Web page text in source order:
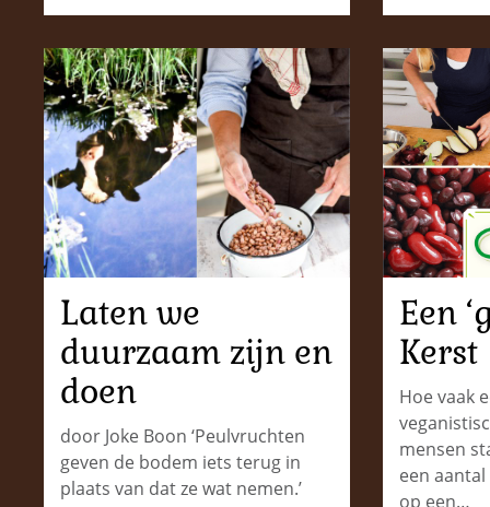
Laten we
duurzaam zijn en
doen
door Joke Boon ‘Peulvruchten
geven de bodem iets terug in
plaats van dat ze wat nemen.’
Een
Kerst
Hoe vaak
mensen
een
op een…